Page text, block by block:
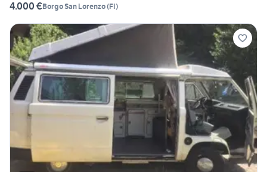
4.000 €Borgo San Lorenzo(FI)